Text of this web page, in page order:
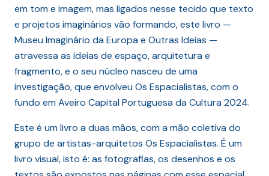
em tom e imagem, mas ligados nesse tecido que texto
e projetos imaginários vão formando, este livro —
Museu Imaginário da Europa e Outras Ideias —
atravessa as ideias de espaço, arquitetura e
fragmento, e o seu núcleo nasceu de uma
investigação, que envolveu Os Espacialistas, com o
fundo em Aveiro Capital Portuguesa da Cultura 2024.
Este é um livro a duas mãos, com a mão coletiva do
grupo de artistas-arquitetos Os Espacialistas. É um
livro visual, isto é: as fotografias, os desenhos e os